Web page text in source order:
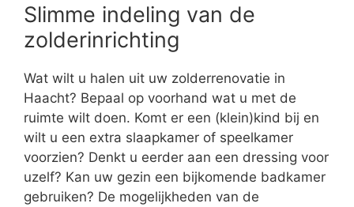
Slimme indeling van de
zolderinrichting
Wat wilt u halen uit uw zolderrenovatie in
Haacht? Bepaal op voorhand wat u met de
ruimte wilt doen. Komt er een (klein)kind bij en
wilt u een extra slaapkamer of speelkamer
voorzien? Denkt u eerder aan een dressing voor
uzelf? Kan uw gezin een bijkomende badkamer
gebruiken? De mogelijkheden van de